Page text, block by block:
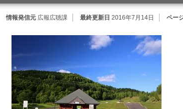
消防・救急
防災・安全
学ぶ・文化・スポーツ
情報発信元 広報広聴課 最終更新日 2016年7月14日 ペー